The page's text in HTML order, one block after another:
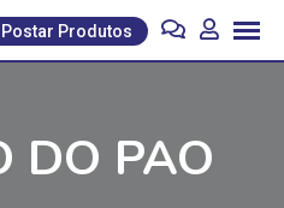
Postar Produtos
DO PAO